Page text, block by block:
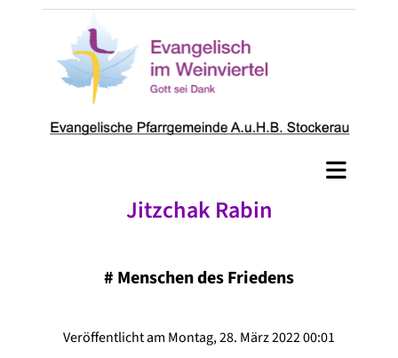
Jitzchak Rabin
# Menschen des Friedens
Veröffentlicht am Montag, 28. März 2022 00:01